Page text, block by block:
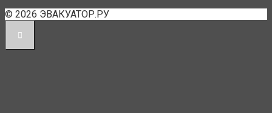
© 2026 ЭВАКУАТОР.РУ